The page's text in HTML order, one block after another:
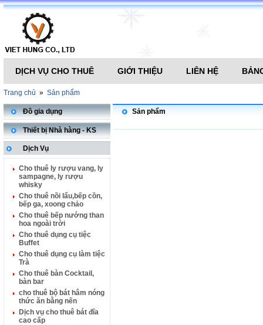
DỊCH VỤ CHO THUÊ GIỚI THIỆU LIÊN HỆ
Trang chủ » Sản phẩm
Đồ gia dụng
Thiết bị Nhà hàng - KS
Dịch Vụ
Cho thuê ly rượu vang, ly
sampagne, ly rượu
whisky
Cho thuê nồi lẩu,bếp cồn,
bếp ga, xoong chảo
Cho thuê bếp nướng than
hoa ngoài trời
Cho thuê dụng cụ tiệc
Buffet
Cho thuê dụng cụ làm tiệc
Trà
Cho thuê bàn Cocktail,
bàn bar
cho thuê bộ bát hâm nóng
thức ăn bằng nến
Dịch vụ cho thuê bát đĩa
cao cấp
Sản phẩm